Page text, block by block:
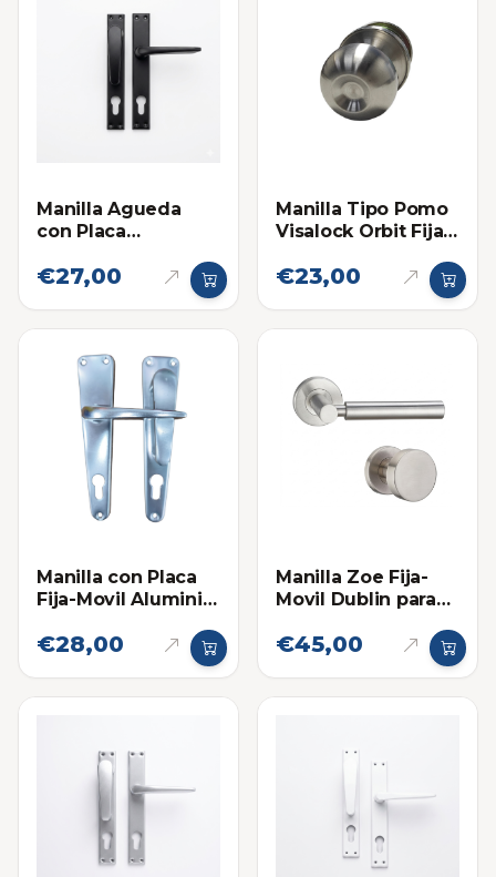
Manilla Agueda
con Placa
Negra
€27,00
Manilla Tipo Pomo
Visalock Orbit Fija /
€23,00
Manilla con Placa
Fija-Movil Aluminio
€28,00
Manilla Zoe Fija-
Movil Dublin para
Embutir
€45,00